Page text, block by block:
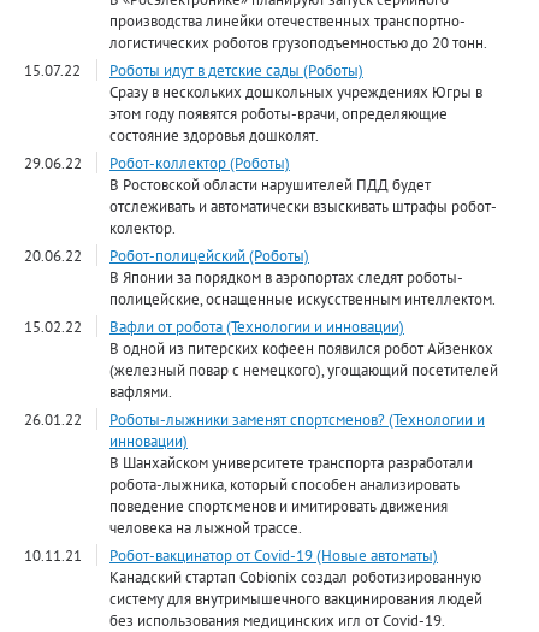
производства линейки отечественных транспортно-
логистических роботов грузоподъемностью до 20 тонн.
15.07.22
Роботы идут в детские сады (Роботы)
Сразу в нескольких дошкольных учреждениях Югры в
этом году появятся роботы-врачи, определяющие
состояние здоровья дошколят.
29.06.22
Робот-коллектор (Роботы)
В Ростовской области нарушителей ПДД будет
отслеживать и автоматически взыскивать штрафы робот-
колектор.
20.06.22
Робот-полицейский (Роботы)
В Японии за порядком в аэропортах следят роботы-
полицейские, оснащенные искусственным интеллектом.
15.02.22
Вафли от робота (Технологии и инновации)
В одной из питерских кофеен появился робот Айзенкох
(железный повар с немецкого), угощающий посетителей
вафлями.
26.01.22
Роботы-лыжники заменят спортсменов? (Технологии и
инновации)
В Шанхайском университете транспорта разработали
робота-лыжника, который способен анализировать
поведение спортсменов и имитировать движения
человека на лыжной трассе.
10.11.21
Робот-вакцинатор от Covid-19 (Новые автоматы)
Канадский стартап Cobionix создал роботизированную
систему для внутримышечного вакцинирования людей
без использования медицинских игл от Covid-19.